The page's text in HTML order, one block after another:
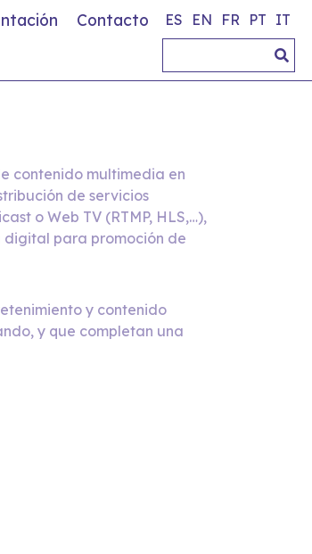
Contacto ES EN FR PT IT
contenido multimedia en
de servicios
o Web TV (RTMP, HLS,…),
para promoción de
y contenido
y que completan una